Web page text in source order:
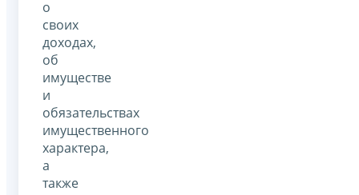
о
своих
доходах,
об
имуществе
и
обязательствах
имущественного
характера,
а
также